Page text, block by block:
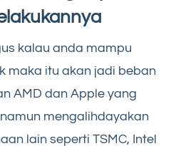
kalau anda mampu
maka itu akan jadi beban
AMD dan Apple yang
mengalihdayakan
lain seperti TSMC, Intel